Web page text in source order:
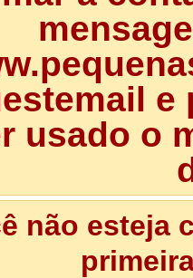
usado o
não esteja